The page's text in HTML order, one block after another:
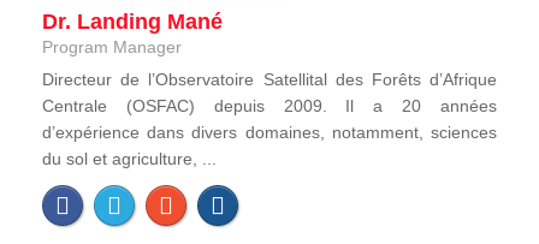
Dr. Landing Mané
Program Manager
Directeur de l’Observatoire Satellital des Forêts d’Afrique
Centrale (OSFAC) depuis 2009. Il a 20 années
d’expérience dans divers domaines, notamment, sciences
du sol et agriculture, ...